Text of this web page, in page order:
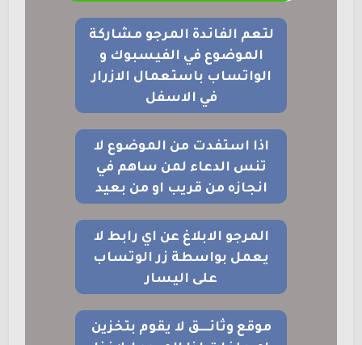
لتعم الفائدة المرجو مشاركة
الموضوع في الفيسبوك و
الواتساب باستعمال الازرار
في الاسفل
اذا استفدت من الموضوع لا
تنس الدعاء لمن ساهم في
انجازه من قريب او من بعيد
المرجو الابلاغ عن اي رابط لا
يعمل بواسطة زر الوتساب
على اليسار
موقع وثائــــق لا يقوم بتخزين